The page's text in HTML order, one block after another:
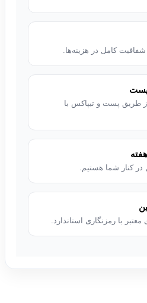
شفافیت کامل در هزینه‌ها.
پست
طریق پست و تیپاکس با
در کنار شما هستیم.
معتبر با رمزنگاری استاندارد.